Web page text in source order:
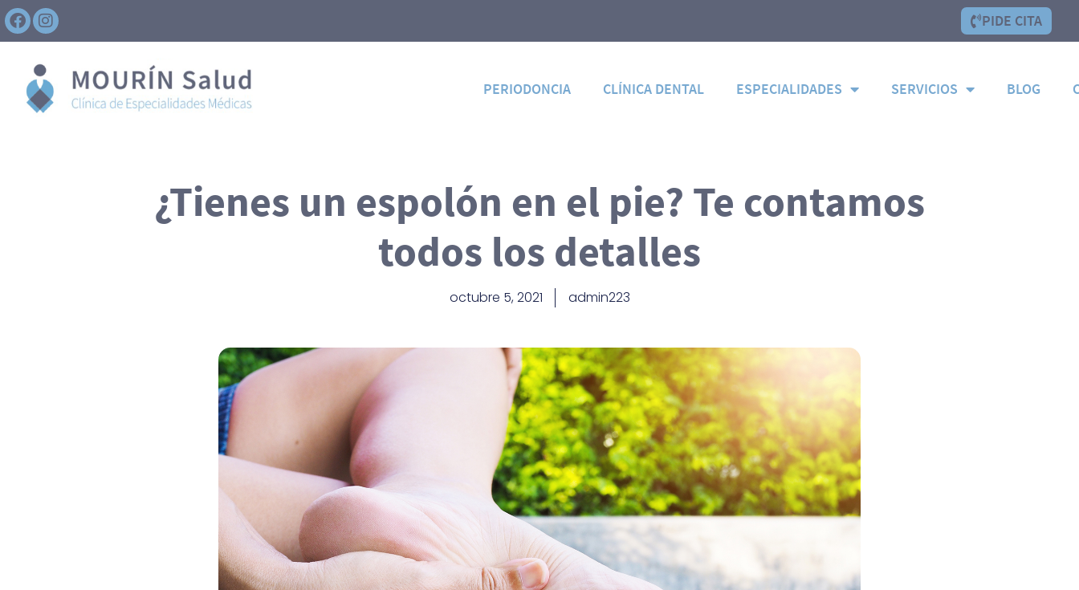
PIDE CITA
PERIODONCIA CLÍNICA DENTAL ESPECIALIDADES SERVICIOS BLOG
¿Tienes un espolón en el pie? Te contamos
todos los detalles
octubre 5, 2021 admin223